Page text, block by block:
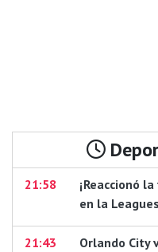
21:58
¡Reaccionó
en la
21:43
Orlando City